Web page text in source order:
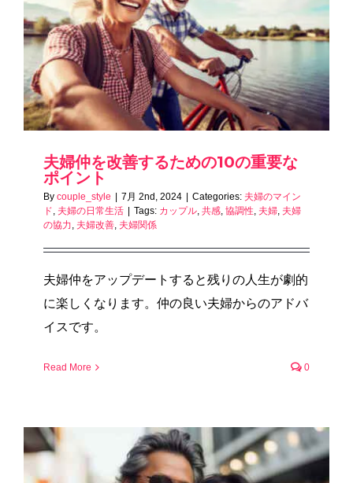
夫婦仲を改善するための10の重要な
ポイント
By couple_style | 7月 2nd, 2024 | Categories: 夫婦のマイン
ド, 夫婦の日常生活 | Tags: カップル, 共感, 協調性, 夫婦, 夫婦
の協力, 夫婦改善, 夫婦関係
夫婦仲をアップデートすると残りの人生が劇的
に楽しくなります。仲の良い夫婦からのアドバ
イスです。
Read More 0